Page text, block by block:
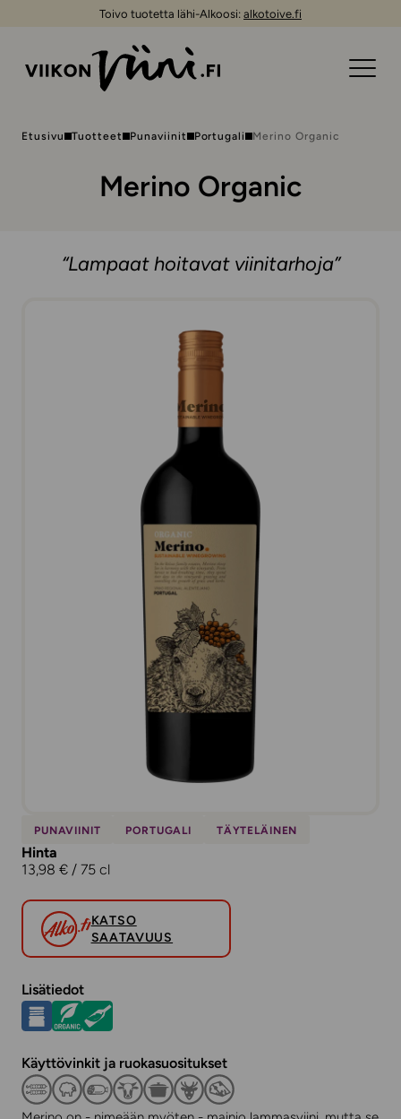
Toivo tuotetta lähi-Alkoosi: alkotoive.fi
Etusivu Tuotteet Punaviinit Portugali Merino Organic
Merino Organic
“Lampaat hoitavat viinitarhoja”
PUNAVIINIT PORTUGALI TÄYTELÄINEN
Hinta
13,98 € / 75 cl
KATSO
SAATAVUUS
Lisätiedot
Käyttövinkit ja ruokasuositukset